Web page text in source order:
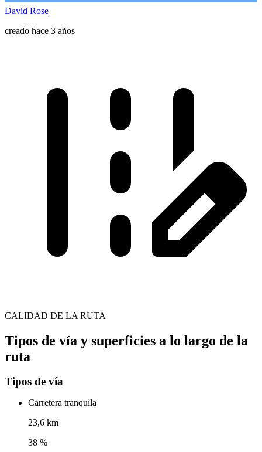
David Rose
creado hace 3 años
CALIDAD DE LA RUTA
Tipos de vía y superficies a lo largo de la
ruta
Tipos de vía
Carretera tranquila
23,6 km
38 %